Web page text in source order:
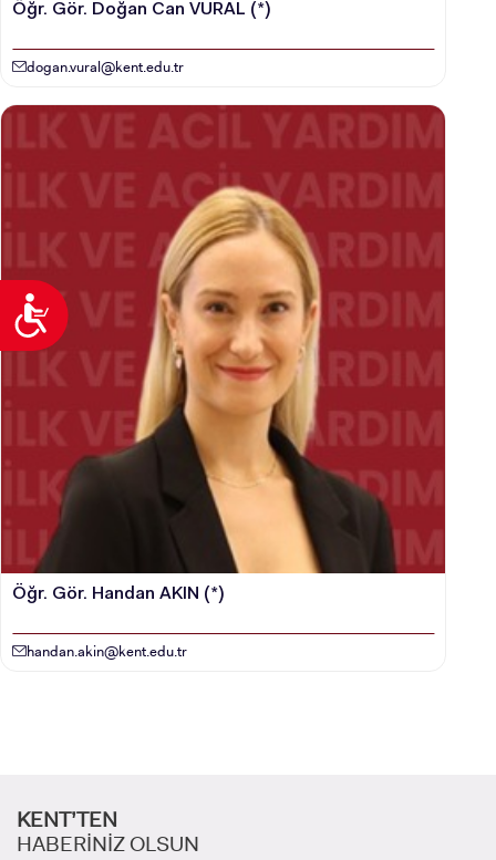
Ulaşılabilirlik
Öğr. Gör. Doğan Can VURAL (*)
dogan.vural@kent.edu.tr
Öğr. Gör. Handan AKIN (*)
handan.akin@kent.edu.tr
KENT’TEN
HABERİNİZ OLSUN